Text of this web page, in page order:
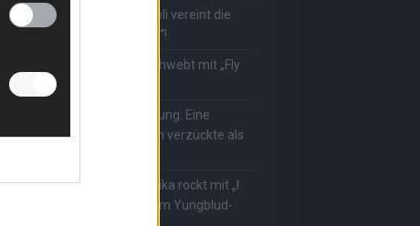
The Masked Singer: Rave-Ioli vereint die
Welt mit „We Are The World“!
The Masked Singer: King schwebt mit „Fly
Me To The Moon“!
The Masked Singer: Enthüllung: Eine
österreichische Moderatorin verzückte als
The Masked Singer: Muuhnika rockt mit „I
Was Made For Loving You“ im Yungblud-